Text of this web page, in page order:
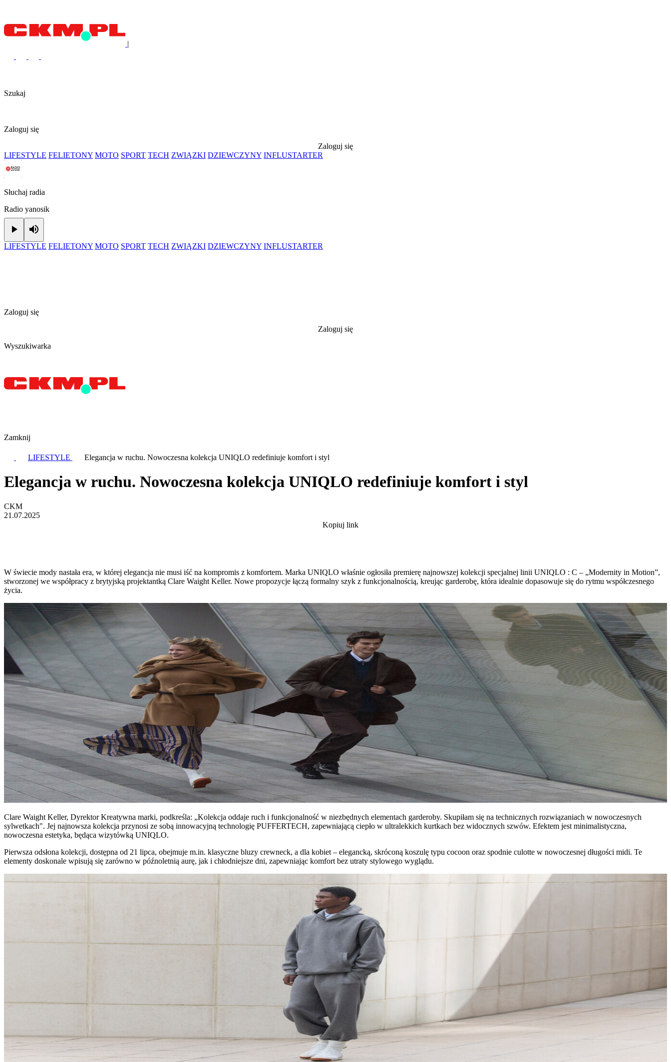
|
Szukaj
Zaloguj się
Zaloguj się
LIFESTYLE FELIETONY MOTO SPORT TECH ZWIĄZKI DZIEWCZYNY INFLUSTARTER
Słuchaj radia
Radio yanosik
Play
LIFESTYLE FELIETONY MOTO SPORT TECH ZWIĄZKI DZIEWCZYNY INFLUSTARTER
Zaloguj się
Zaloguj się
Wyszukiwarka
Zamknij
LIFESTYLE Elegancja w ruchu. Nowoczesna kolekcja UNIQLO redefiniuje komfort i styl
Elegancja w ruchu. Nowoczesna kolekcja UNIQLO redefiniuje komfort i styl
CKM
21.07.2025
Kopiuj link
W świecie mody nastała era, w której elegancja nie musi iść na kompromis z komfortem. Marka UNIQLO właśnie ogłosiła premierę najnowszej kolekcji specjalnej linii UNIQLO : C – „Modernity in Motion”,
stworzonej we współpracy z brytyjską projektantką Clare Waight Keller. Nowe propozycje łączą formalny szyk z funkcjonalnością, kreując garderobę, która idealnie dopasowuje się do rytmu współczesnego
życia.
Clare Waight Keller, Dyrektor Kreatywna marki, podkreśla: „Kolekcja oddaje ruch i funkcjonalność w niezbędnych elementach garderoby. Skupiłam się na technicznych rozwiązaniach w nowoczesnych
sylwetkach". Jej najnowsza kolekcja przynosi ze sobą innowacyjną technologię PUFFERTECH, zapewniającą ciepło w ultralekkich kurtkach bez widocznych szwów. Efektem jest minimalistyczna,
nowoczesna estetyka, będąca wizytówką UNIQLO.
Pierwsza odsłona kolekcji, dostępna od 21 lipca, obejmuje m.in. klasyczne bluzy crewneck, a dla kobiet – elegancką, skróconą koszulę typu cocoon oraz spodnie culotte w nowoczesnej długości midi. Te
elementy doskonale wpisują się zarówno w późnoletnią aurę, jak i chłodniejsze dni, zapewniając komfort bez utraty stylowego wyglądu.